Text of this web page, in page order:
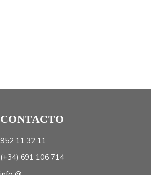
CONTACTO
952 11 32 11
(+34) 691 106 714